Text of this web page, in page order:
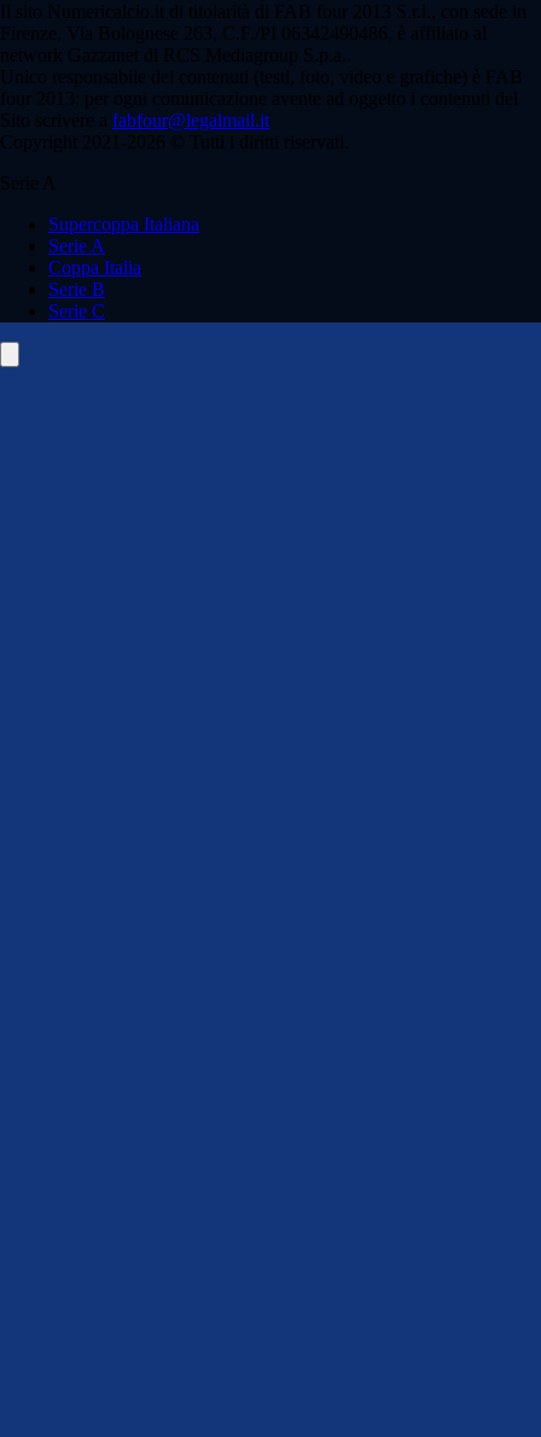
Il sito Numericalcio.it di titolarità di FAB four 2013 S.r.l., con sede in
Firenze, Via Bolognese 263, C.F./PI 06342490486, è affiliato al
network Gazzanet di RCS Mediagroup S.p.a..
Unico responsabile dei contenuti (testi, foto, video e grafiche) è FAB
four 2013; per ogni comunicazione avente ad oggetto i contenuti del
Sito scrivere a fabfour@legalmail.it
Copyright 2021-2026 © Tutti i diritti riservati.
Serie A
Supercoppa Italiana
Serie A
Coppa Italia
Serie B
Serie C